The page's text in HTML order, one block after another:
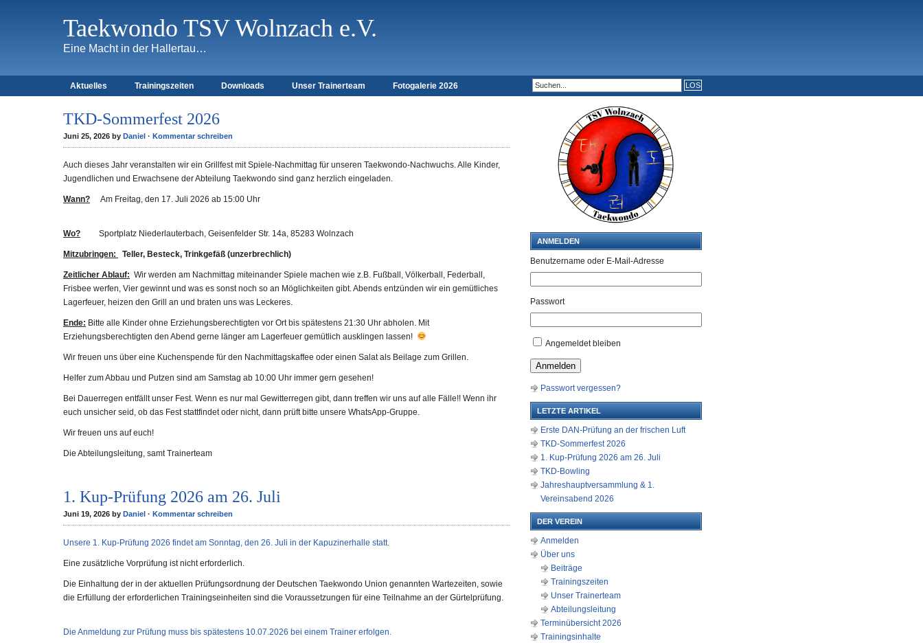
Taekwondo TSV Wolnzach e.V.
Eine Macht in der Hallertau…
Aktuelles Trainingszeiten Downloads Unser Trainerteam Fotogalerie 2026
TKD-Sommerfest 2026
Juni 25, 2026 by Daniel · Kommentar schreiben
Auch dieses Jahr veranstalten wir ein Grillfest mit Spiele-Nachmittag für unseren Taekwondo-Nachwuchs. Alle Kinder,
Jugendlichen und Erwachsene der Abteilung Taekwondo sind ganz herzlich eingeladen.
Wann? Am Freitag, den 17. Juli 2026 ab 15:00 Uhr
Wo? Sportplatz Niederlauterbach, Geisenfelder Str. 14a, 85283 Wolnzach
Mitzubringen: Teller, Besteck, Trinkgefäß (unzerbrechlich)
Zeitlicher Ablauf: Wir werden am Nachmittag miteinander Spiele machen wie z.B. Fußball, Völkerball, Federball,
Frisbee werfen, Vier gewinnt und was es sonst noch so an Möglichkeiten gibt. Abends entzünden wir ein gemütliches
Lagerfeuer, heizen den Grill an und braten uns was Leckeres.
Ende: Bitte alle Kinder ohne Erziehungsberechtigten vor Ort bis spätestens 21:30 Uhr abholen. Mit
Erziehungsberechtigten den Abend gerne länger am Lagerfeuer gemütlich ausklingen lassen!
Wir freuen uns über eine Kuchenspende für den Nachmittagskaffee oder einen Salat als Beilage zum Grillen.
Helfer zum Abbau und Putzen sind am Samstag ab 10:00 Uhr immer gern gesehen!
Bei Dauerregen entfällt unser Fest. Wenn es nur mal Gewitterregen gibt, dann treffen wir uns auf alle Fälle!! Wenn ihr
euch unsicher seid, ob das Fest stattfindet oder nicht, dann prüft bitte unsere WhatsApp-Gruppe.
Wir freuen uns auf euch!
Die Abteilungsleitung, samt Trainerteam
1. Kup-Prüfung 2026 am 26. Juli
Juni 19, 2026 by Daniel · Kommentar schreiben
Unsere 1. Kup-Prüfung 2026 findet am Sonntag, den 26. Juli in der Kapuzinerhalle statt.
Eine zusätzliche Vorprüfung ist nicht erforderlich.
Die Einhaltung der in der aktuellen Prüfungsordnung der Deutschen Taekwondo Union genannten Wartezeiten, sowie
die Erfüllung der erforderlichen Trainingseinheiten sind die Voraussetzungen für eine Teilnahme an der Gürtelprüfung.
Die Anmeldung zur Prüfung muss bis spätestens 10.07.2026 bei einem Trainer erfolgen.
ANMELDEN
Benutzername oder E-Mail-Adresse
Passwort
Angemeldet bleiben
Anmelden
Passwort vergessen?
LETZTE ARTIKEL
Erste DAN-Prüfung an der frischen Luft
TKD-Sommerfest 2026
1. Kup-Prüfung 2026 am 26. Juli
TKD-Bowling
Jahreshauptversammlung & 1.
Vereinsabend 2026
DER VEREIN
Anmelden
Über uns
Beiträge
Trainingszeiten
Unser Trainerteam
Abteilungsleitung
Terminübersicht 2026
Trainingsinhalte